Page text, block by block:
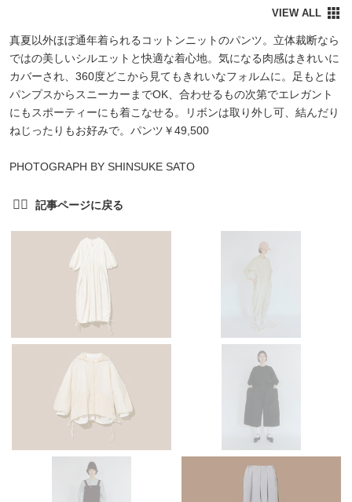
真夏以外ほぼ通年着られるコットンニットのパンツ。立体裁断なら
ではの美しいシルエットと快適な着心地。気になる肉感はきれいに
カバーされ、360度どこから見てもきれいなフォルムに。足もとは
パンプスからスニーカーまでOK、合わせるもの次第でエレガント
にもスポーティーにも着こなせる。リボンは取り外し可、結んだり
ねじったりもお好みで。パンツ￥49,500
PHOTOGRAPH BY SHINSUKE SATO